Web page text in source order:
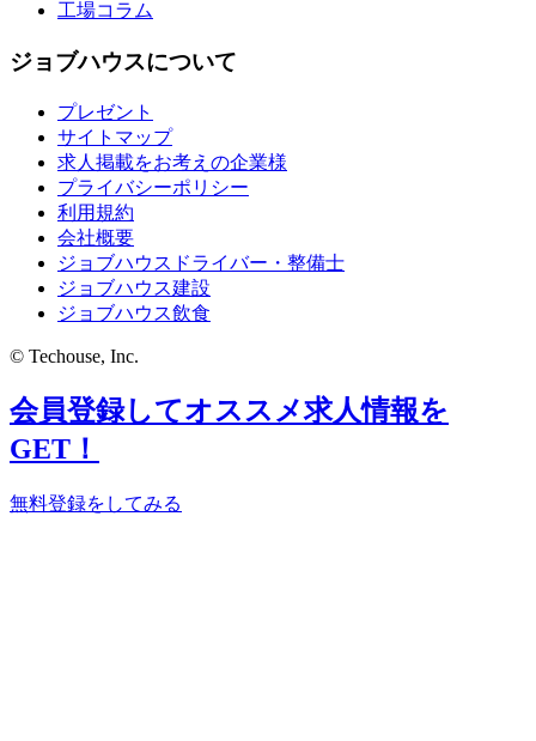
工場コラム
ジョブハウスについて
プレゼント
サイトマップ
求人掲載をお考えの企業様
プライバシーポリシー
利用規約
会社概要
ジョブハウスドライバー・整備士
ジョブハウス建設
ジョブハウス飲食
© Techouse, Inc.
会員登録してオススメ求人情報を
GET！
無料登録をしてみる